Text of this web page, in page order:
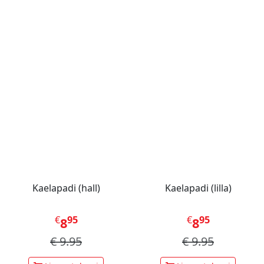
Kaelapadi (hall)
€895
€9.95
Kaelapadi (lilla)
€895
€9.95